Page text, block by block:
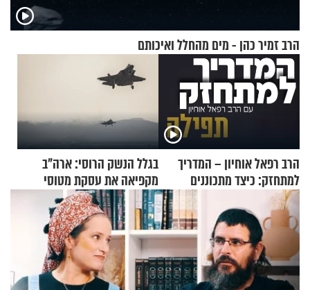
הרב זמיר כהן - מים מהחלל ואיכותם
הרב רפאל אוחיון – המדריך
למתחזק: כיצד מתכוננים
לתפילה?
בגלל הנשק הרוסי: ארה"ב
מקפיאה את עסקת מטוסי
הקרב לטורקיה